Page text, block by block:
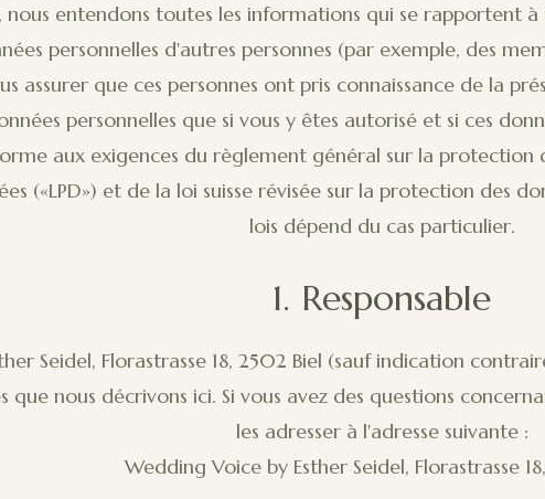
nous entendons toutes les informations qui se rapportent
personnelles d'autres personnes (par exemple, des
assurer que ces personnes ont pris connaissance de la
personnelles que si vous y êtes autorisé et si ces
aux exigences du règlement général sur la protection
(«LPD») et de la loi suisse révisée sur la protection des
lois dépend du cas particulier.
1. Responsable
Seidel, Florastrasse 18, 2502 Biel (sauf indication
nous décrivons ici. Si vous avez des questions
les adresser à l'adresse suivante :
Wedding Voice by Esther Seidel, Florastrasse